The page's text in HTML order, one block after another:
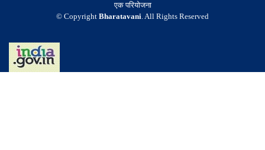
एक परियोजना
© Copyright Bharatavani. All Rights Reserved